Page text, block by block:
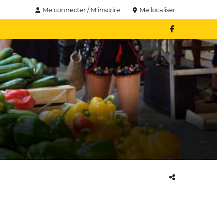
Me connecter / M'inscrire Me localiser